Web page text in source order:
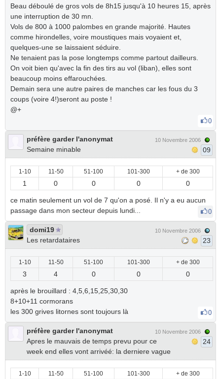
Beau déboulé de gros vols de 8h15 jusqu'à 10 heures 15, après
une interruption de 30 mn.
Vols de 800 à 1000 palombes en grande majorité. Hautes
comme hirondelles, voire moustiques mais voyaient et,
quelques-une se laissaient séduire.
Ne tenaient pas la pose longtemps comme partout dailleurs.
On voit bien qu'avec la fin des tirs au vol (liban), elles sont
beaucoup moins effarouchées.
Demain sera une autre paires de manches car les fous du 3
coups (voire 4!)seront au poste !
@+
0
préfère garder l'anonymat
Semaine minable
10 Novembre 2006
09
1-10 11-50 51-100 101-300 + de 300
1 0 0 0 0
ce matin seulement un vol de 7 qu'on a posé. Il n'y a eu aucun
passage dans mon secteur depuis lundi...
0
domi19
Les retardataires
10 Novembre 2006
23
1-10 11-50 51-100 101-300 + de 300
3 4 0 0 0
après le brouillard : 4,5,6,15,25,30,30
8+10+11 cormorans
les 300 grives litornes sont toujours là
0
préfère garder l'anonymat
Apres le mauvais de temps prevu pour ce
week end elles vont arrivéé: la derniere vague
10 Novembre 2006
24
1-10 11-50 51-100 101-300 + de 300